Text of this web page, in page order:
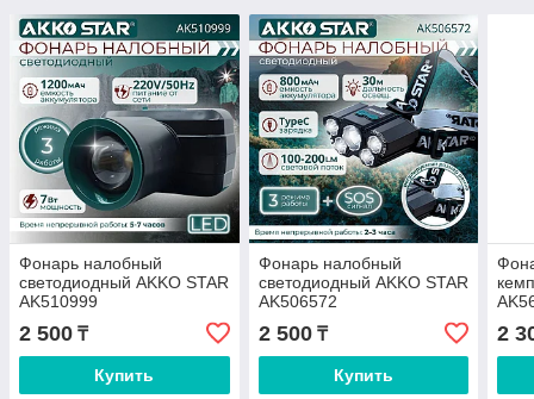
Фонарь налобный
светодиодный AKKO STAR
AK510999
2 500 ₸
Купить
Фонарь налобный
светодиодный AKKO STAR
AK506572
2 500₸
Купить
2